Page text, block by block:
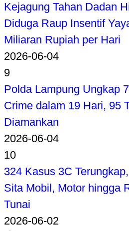
Kejagung Tahan Dadan
Diduga Raup Insentif
Miliaran Rupiah per Hari
2026-06-04
9
Polda Lampung Ungkap
Crime dalam 19 Hari, 95
Diamankan
2026-06-04
10
324 Kasus 3C
Sita Mobil, Motor hingga
Tunai
2026-06-02